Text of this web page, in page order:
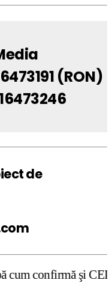
(RON)
de
şi CEDO în